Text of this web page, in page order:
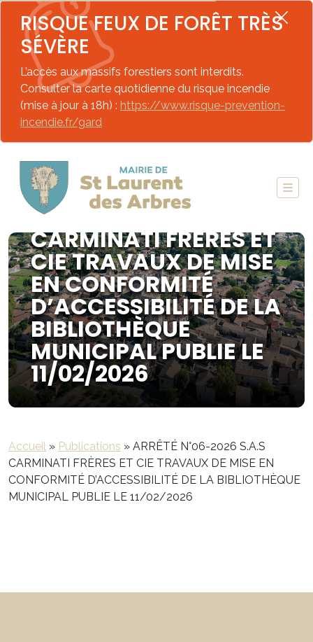
RISQUE FEUX DE FORÊT TRÈS
SÉVÈRE
L’accès aux massifs forestiers sont interdits.
Consulter la carte quotidienne du risque incendie
(mise à jour à 18h) : https://www.risque-prevention-
incendie.fr/gard
ARRÊTÉ N°06-2026 S.A.S
CARMINATI FRÈRES ET
CIE TRAVAUX DE MISE
EN CONFORMITÉ
D’ACCESSIBILITÉ DE LA
BIBLIOTHÈQUE
MUNICIPAL PUBLIE LE
11/02/2026
Accueil » Publications » ARRÊTÉ N°06-2026 S.A.S
CARMINATI FRÈRES ET CIE TRAVAUX DE MISE EN
CONFORMITÉ D’ACCESSIBILITÉ DE LA BIBLIOTHÈQUE
MUNICIPAL PUBLIE LE 11/02/2026